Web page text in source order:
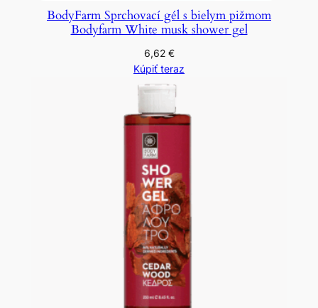
BodyFarm Sprchovací gél s bielym pižmom
Bodyfarm White musk shower gel
6,62 €
Kúpiť teraz